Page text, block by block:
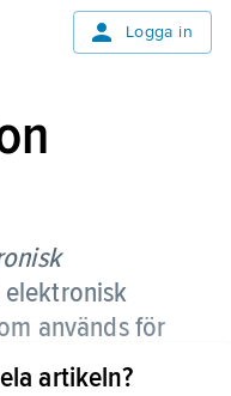
Logga in
elektronisk
används för
artikeln?